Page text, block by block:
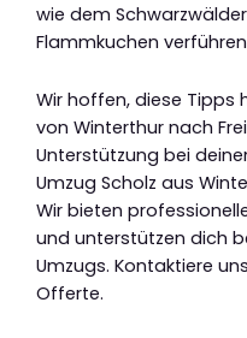
wie dem
Flammkuchen
Wir hoffen, diese Tipps
von Winterthur nach
Unterstützung bei
Umzug Scholz aus
Wir bieten
und unterstützen dich
Umzugs. Kontaktiere
Offerte.